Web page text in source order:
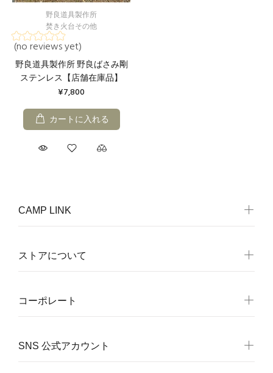
野良道具製作所
焚き火台その他
(no reviews yet)
野良道具製作所 野良ばさみ剛
ステンレス【店舗在庫品】
¥7,800
カートに入れる
CAMP LINK
ストアについて
コーポレート
SNS 公式アカウント